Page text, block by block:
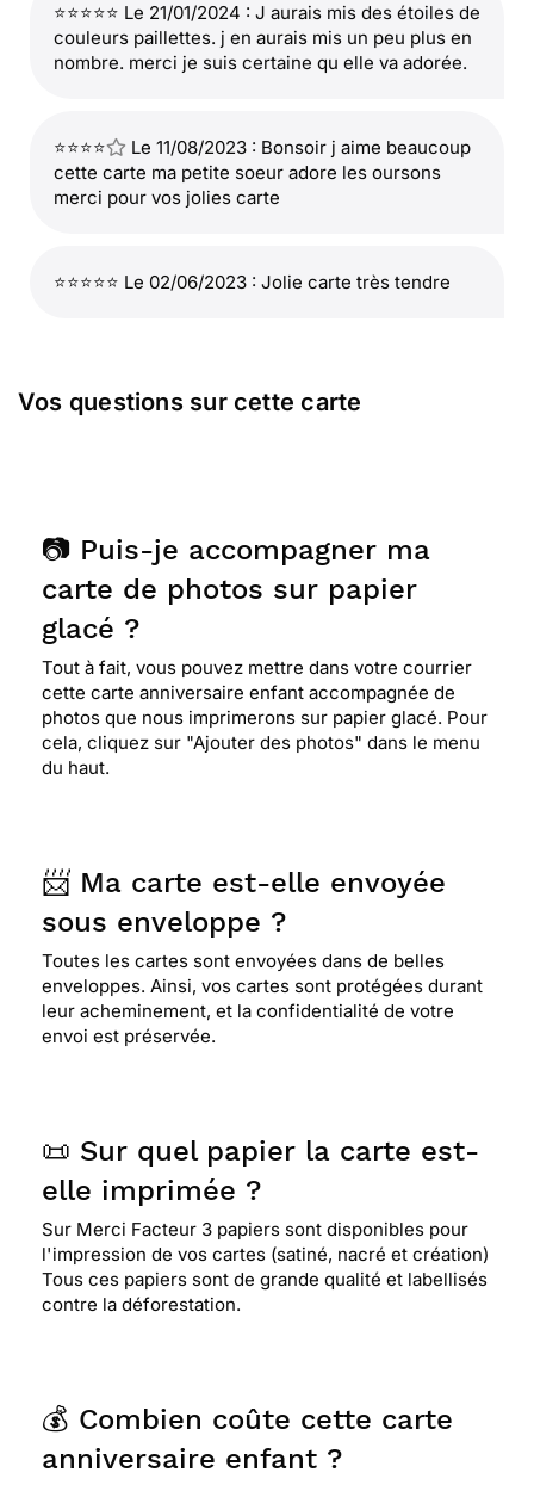
⭐⭐⭐⭐⭐ Le 21/01/2024 : J aurais mis des étoiles de
couleurs paillettes. j en aurais mis un peu plus en
nombre. merci je suis certaine qu elle va adorée.
⭐⭐⭐⭐
Le 11/08/2023 : Bonsoir j aime beaucoup
cette carte ma petite soeur adore les oursons
merci pour vos jolies carte
⭐⭐⭐⭐⭐ Le 02/06/2023 : Jolie carte très tendre
Vos questions sur cette carte
📷 Puis-je accompagner ma
carte de photos sur papier
glacé ?
Tout à fait, vous pouvez mettre dans votre courrier
cette carte anniversaire enfant accompagnée de
photos que nous imprimerons sur papier glacé. Pour
cela, cliquez sur "Ajouter des photos" dans le menu
du haut.
📨 Ma carte est-elle envoyée
sous enveloppe ?
Toutes les cartes sont envoyées dans de belles
enveloppes. Ainsi, vos cartes sont protégées durant
leur acheminement, et la confidentialité de votre
envoi est préservée.
📜 Sur quel papier la carte est-
elle imprimée ?
Sur Merci Facteur 3 papiers sont disponibles pour
l'impression de vos cartes (satiné, nacré et création)
Tous ces papiers sont de grande qualité et labellisés
contre la déforestation.
💰 Combien coûte cette carte
anniversaire enfant ?